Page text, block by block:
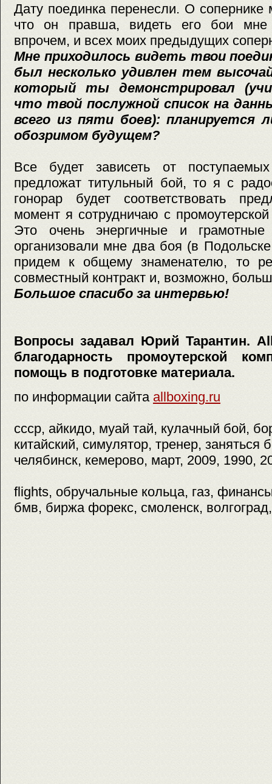
Дату поединка перенесли. О сопернике
что он правша, видеть его бои мне
впрочем, и всех моих предыдущих
Мне приходилось видеть твои
был несколько удивлен тем
который ты демонстрировал
что твой послужной список на
всего из пяти боев): планируется
обозримом будущем?
Все будет зависеть от
предложат титульный бой, то я с
гонорар будет соответствовать
момент я сотрудничаю с
Это очень энергичные и
организовали мне два боя (в
придем к общему знаменателю, то
совместный контракт и, возможно,
Большое спасибо за интервью!
Вопросы задавал Юрий Тарантин.
благодарность промоутерской
помощь в подготовке материала.
по информации сайта allboxing.ru
ссср, айкидо, муай тай, кулачный бой,
китайский, симулятор, тренер, заняться
челябинск, кемерово, март, 2009, 1990,
flights, обручальные кольца, газ,
бмв, биржа форекс, смоленск, волгоград,